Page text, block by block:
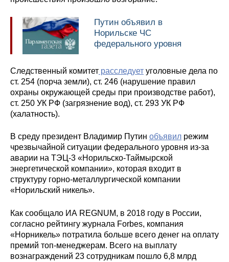
Путин объявил в
Норильске ЧС
федерального уровня
Следственный комитет расследует уголовные дела по
ст. 254 (порча земли), ст. 246 (нарушение правил
охраны окружающей среды при производстве работ),
ст. 250 УК РФ (загрязнение вод), ст. 293 УК РФ
(халатность).
В среду президент Владимир Путин объявил режим
чрезвычайной ситуации федерального уровня из-за
аварии на ТЭЦ-3 «Норильско-Таймырской
энергетической компании», которая входит в
структуру горно-металлургической компании
«Норильский никель».
Как сообщало ИА REGNUM, в 2018 году в России,
согласно рейтингу журнала Forbes, компания
«Норникель» потратила больше всего денег на оплату
премий топ-менеджерам. Всего на выплату
вознаграждений 23 сотрудникам пошло 6,8 млрд